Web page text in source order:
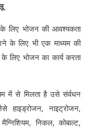
लिए भोजन की आवश्यकता
के लिए भी एक माध्यम की
लिए भोजन का कार्य करता
में से मिलता है उसे संर्वधन
नाइट्रोजन,
निकल, कोबाल्ट,